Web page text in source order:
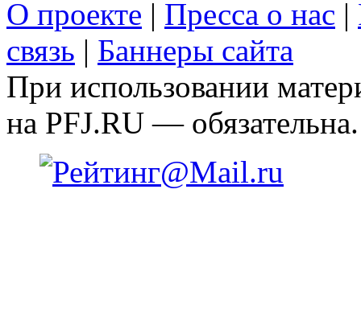
О проекте | Пресса о нас |
связь | Баннеры сайта
При использовании
на PFJ.RU — обязательна.